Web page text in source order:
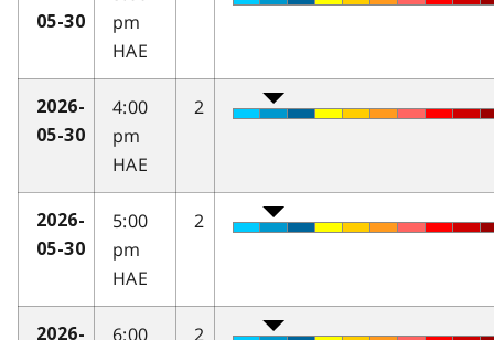
05-30
pm
HAE
2026-
05-30
4:00
pm
HAE
2
2026-
05-30
5:00
pm
HAE
2
2026-
6:00
2